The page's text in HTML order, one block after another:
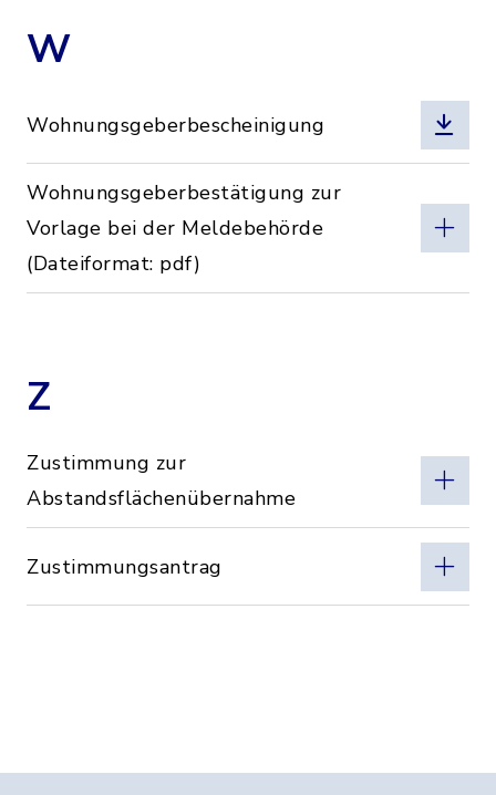
W
Wohnungsgeberbescheinigung
Wohnungsgeberbestätigung zur
Vorlage bei der Meldebehörde
(Dateiformat: pdf)
Z
Zustimmung zur
Abstandsflächenübernahme
Zustimmungsantrag